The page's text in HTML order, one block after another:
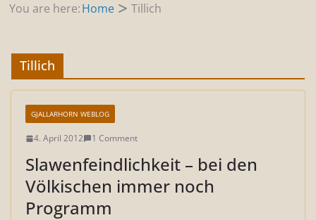
You are here:Home Tillich
Tillich
GJALLARHORN WEBLOG
4. April 2012 1 Comment
Slawenfeindlichkeit – bei den
Völkischen immer noch
Programm